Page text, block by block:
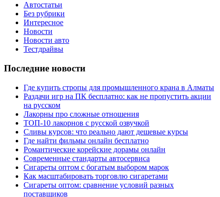
Автостатьи
Без рубрики
Интересное
Новости
Новости авто
Тестдрайвы
Последние новости
Где купить стропы для промышленного крана в Алматы
Раздачи игр на ПК бесплатно: как не пропустить акции
на русском
Лакорны про сложные отношения
ТОП-10 лакорнов с русской озвучкой
Сливы курсов: что реально дают дешевые курсы
Где найти фильмы онлайн бесплатно
Романтические корейские дорамы онлайн
Современные стандарты автосервиса
Сигареты оптом с богатым выбором марок
Как масштабировать торговлю сигаретами
Сигареты оптом: сравнение условий разных
поставщиков